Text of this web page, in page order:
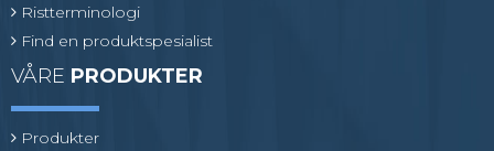
Ristterminologi
Find en produktspesialist
VÅRE PRODUKTER
Produkter